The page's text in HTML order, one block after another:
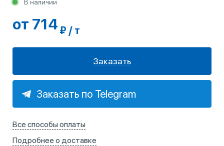
В наличии
от 714 ₽ / т
Заказать
Заказать по Telegram
Все способы оплаты
Подробнее о доставке